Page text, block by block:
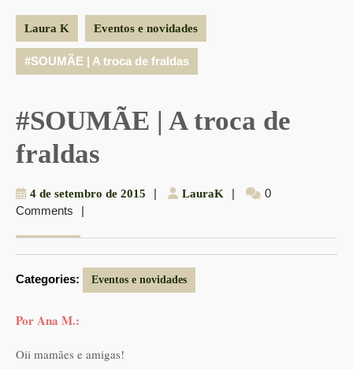
Laura K Eventos e novidades
#SOUMÃE | A troca de fraldas
#SOUMÃE | A troca de
fraldas
4 de setembro de 2015 | LauraK LauraK
|
0
Comments
|
Categories: Eventos e novidades
Por Ana M.:
Oii mamães e amigas!